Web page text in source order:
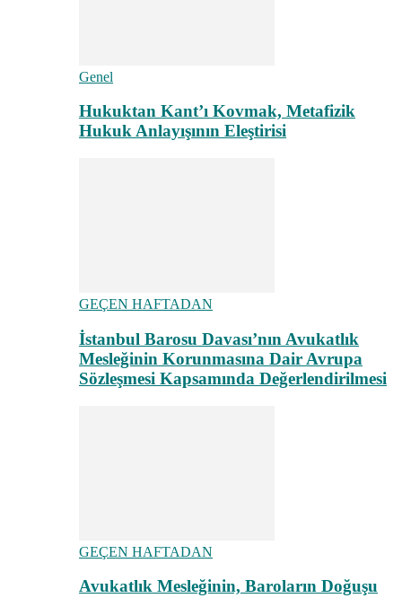
Genel
Hukuktan Kant’ı Kovmak, Metafizik
Hukuk Anlayışının Eleştirisi
GEÇEN HAFTADAN
İstanbul Barosu Davası’nın Avukatlık
Mesleğinin Korunmasına Dair Avrupa
Sözleşmesi Kapsamında Değerlendirilmesi
GEÇEN HAFTADAN
Avukatlık Mesleğinin, Baroların Doğuşu